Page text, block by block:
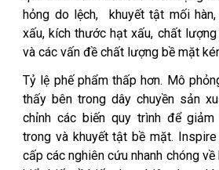
hỏng do lệch, khuyết tật mối
xấu, kích thước hạt xấu, chất
và các vấn đề chất lượng bề mặt
Tỷ lệ phế phẩm thấp hơn. Mô
thấy bên trong dây chuyền sản
chỉnh các biến quy trình để
trong và khuyết tật bề mặt.
cấp các nghiên cứu nhanh chóng